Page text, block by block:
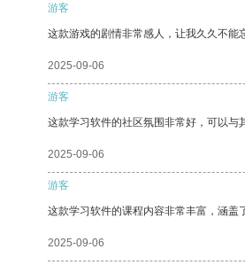
游客
这款游戏的剧情非常感人，让我久久不能
2025-09-06
游客
这款学习软件的社区氛围非常好，可以与
2025-09-06
游客
这款学习软件的课程内容非常丰富，涵盖
2025-09-06